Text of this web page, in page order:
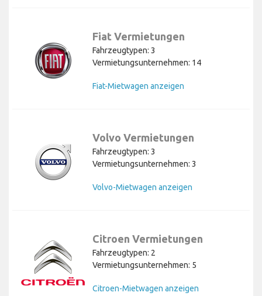
Fiat Vermietungen
Fahrzeugtypen: 3
Vermietungsunternehmen: 14
Fiat-Mietwagen anzeigen
Volvo Vermietungen
Fahrzeugtypen: 3
Vermietungsunternehmen: 3
Volvo-Mietwagen anzeigen
Citroen Vermietungen
Fahrzeugtypen: 2
Vermietungsunternehmen: 5
Citroen-Mietwagen anzeigen